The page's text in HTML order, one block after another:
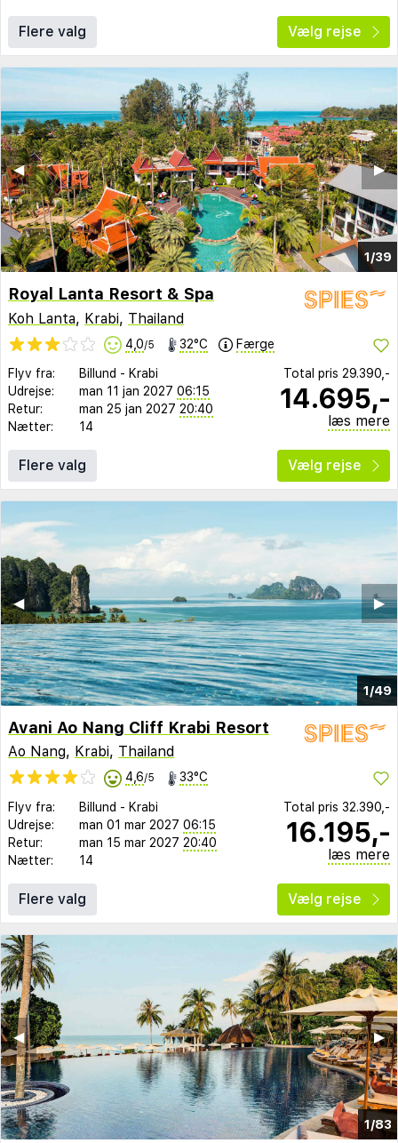
Flere valg Vælg rejse
1/39
▶︎
◀︎
Royal Lanta Resort & Spa
Koh Lanta, Krabi, Thailand
4,0/5 32°C Færge
Flyv fra: Billund - Krabi
Udrejse:
man 11 jan 2027 06:15
Retur:
man 25 jan 2027 20:40
Nætter:
14
Total pris 29.390,-
14.695,-
læs mere
Flere valg Vælg rejse
1/49
▶︎
◀︎
Avani Ao Nang Cliff Krabi Resort
Ao Nang, Krabi, Thailand
4,6/5 33°C
Flyv fra: Billund - Krabi
Udrejse:
man 01 mar 2027 06:15
Retur:
man 15 mar 2027 20:40
Nætter:
14
Total pris 32.390,-
16.195,-
læs mere
Flere valg Vælg rejse
1/83
▶︎
◀︎